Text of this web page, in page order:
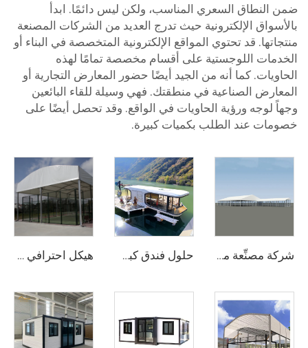
ضمن النطاق السعري المناسب، ولكن ليس دائمًا. ابدأ
بالأسواق الإلكترونية حيث تدرج العديد من الشركات المصنعة
منتجاتها. قد تحتوي المواقع الإلكترونية المتخصصة في البناء أو
الخدمات اللوجستية على أقسام مخصصة تمامًا لهذه
الحاويات. كما أنه من الجيد أيضًا حضور المعارض التجارية أو
المعارض الصناعية في منطقتك. فهي وسيلة للقاء البائعين
وجهاً لوجه ورؤية الحاويات في الواقع. وقد تحصل أيضًا على
خصومات عند الطلب بكميات كبيرة.
شركة مصنِّعة محترفة لأجنحة الزفاف | خيمة ولائم ذات نطاق واضح وفق المعايير الأوروبية وخيمة دفيئة شفافة للفعاليات حلول فندق كبسولات فضائية فاخرة لمشاريع المنتجعات | منزل صغير متنقِّل مخصَّص لخدمات التخييم الفاخر عالي الجودة والسياحة البيئية هيكل احترافي لملاعب البادل المصنوع من الفولاذ والزجاج | غطاء خيمة رياضية خارجية مقاوم للماء مع غطاء ظلٍّ لمشاريع مرافق التنس